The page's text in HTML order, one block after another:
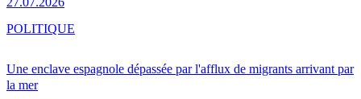
Une enclave espagnole dépassée par l'afflux de migrants arrivant par
la mer
POLITIQUE